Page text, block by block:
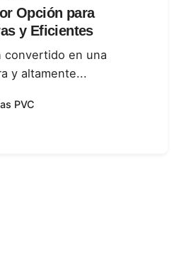
Opción para
y Eficientes
convertido en una
y altamente...
PVC